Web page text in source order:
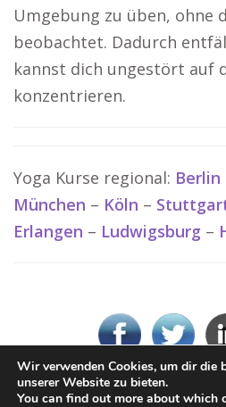
Umgebung zu üben, ohne
beobachtet. Dadurch
kannst dich ungestört auf
konzentrieren.
Yoga Kurse regional: Berlin
München – Köln –
Erlangen – Ludwigsburg –
Wir verwenden Cookies, um dir die
unserer Website zu bieten.
You can find out more about which